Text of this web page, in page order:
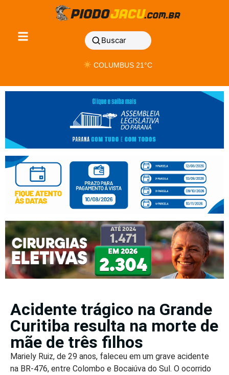
Buscar
COLUMBUS 21°C
Acidente trágico na Grande
Curitiba resulta na morte de
mãe de três filhos
Mariely Ruiz, de 29 anos, faleceu em um grave acidente
na BR-476, entre Colombo e Bocaiúva do Sul. O ocorrido